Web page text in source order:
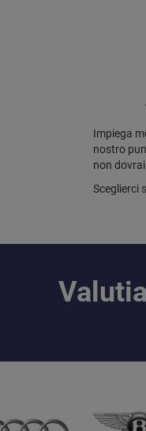
Impiega
nostro
non
Sceglierci